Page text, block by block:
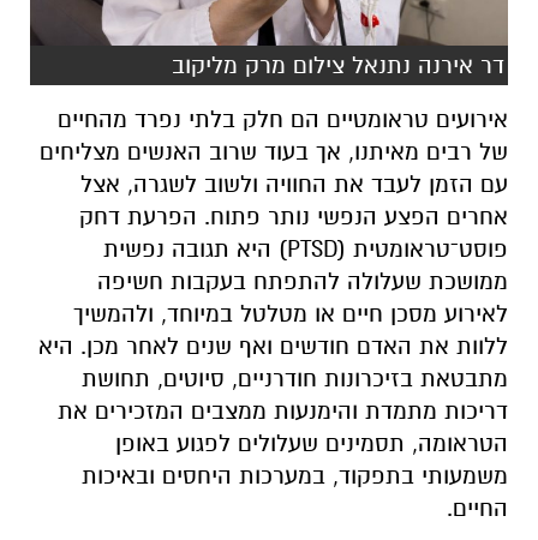
דר אירנה נתנאל צילום מרק מליקוב
אירועים טראומטיים הם חלק בלתי נפרד מהחיים
של רבים מאיתנו, אך בעוד שרוב האנשים מצליחים
עם הזמן לעבד את החוויה ולשוב לשגרה, אצל
אחרים הפצע הנפשי נותר פתוח. הפרעת דחק
פוסט־טראומטית (PTSD) היא תגובה נפשית
ממושכת שעלולה להתפתח בעקבות חשיפה
לאירוע מסכן חיים או מטלטל במיוחד, ולהמשיך
ללוות את האדם חודשים ואף שנים לאחר מכן. היא
מתבטאת בזיכרונות חודרניים, סיוטים, תחושת
דריכות מתמדת והימנעות ממצבים המזכירים את
הטראומה, תסמינים שעלולים לפגוע באופן
משמעותי בתפקוד, במערכות היחסים ובאיכות
החיים.